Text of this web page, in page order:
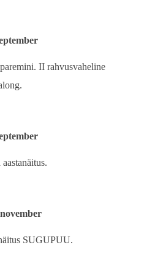
II rahvusvaheline
SUGUPUU.